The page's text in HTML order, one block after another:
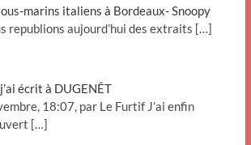
marins italiens à Bordeaux- Snoopy
republions aujourd’hui des extraits […]
écrit à DUGENÊT
18:07, par Le Furtif J’ai enfin
[…]